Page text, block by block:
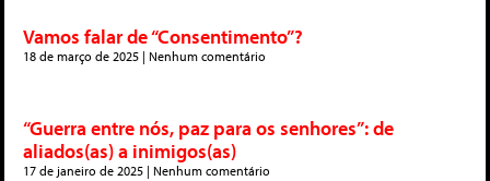
Vamos falar de “Consentimento”?
18 de março de 2025 Nenhum comentário
“Guerra entre nós, paz para os senhores”: de
aliados(as) a inimigos(as)
17 de janeiro de 2025 Nenhum comentário